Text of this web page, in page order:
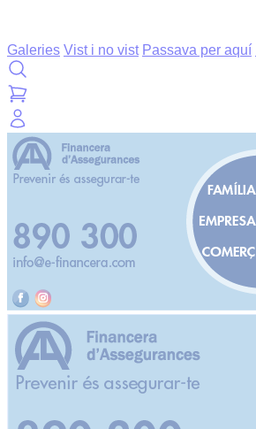
Galeries Vist i no vist Passava per aquí